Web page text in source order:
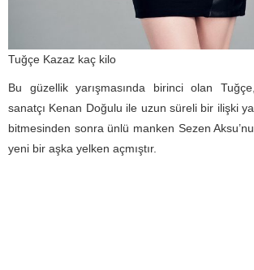
Tuğçe Kazaz kaç kilo
Bu güzellik yarışmasında birinci olan
sanatçı Kenan Doğulu ile uzun süreli bir ilişki
bitmesinden sonra ünlü manken Sezen
yeni bir aşka yelken açmıştır.